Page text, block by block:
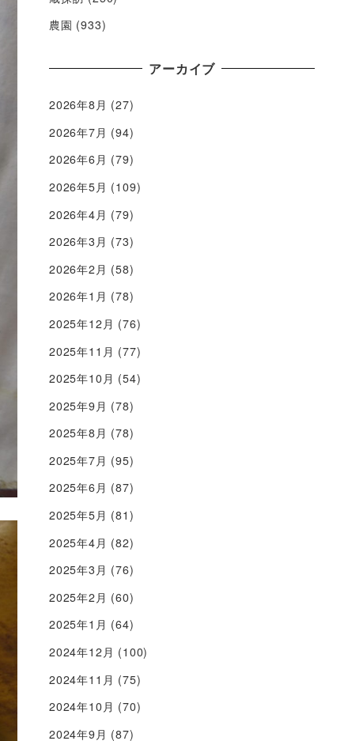
農園 (933)
アーカイブ
2026年8月 (27)
2026年7月 (94)
2026年6月 (79)
2026年5月 (109)
2026年4月 (79)
2026年3月 (73)
2026年2月 (58)
2026年1月 (78)
2025年12月 (76)
2025年11月 (77)
2025年10月 (54)
2025年9月 (78)
2025年8月 (78)
2025年7月 (95)
2025年6月 (87)
2025年5月 (81)
2025年4月 (82)
2025年3月 (76)
2025年2月 (60)
2025年1月 (64)
2024年12月 (100)
2024年11月 (75)
2024年10月 (70)
2024年9月 (87)